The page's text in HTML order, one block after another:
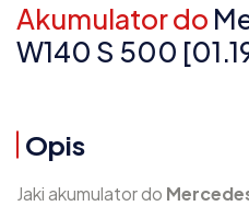
Akumulator do
W140 S 500
Opis
Jaki akumulator do